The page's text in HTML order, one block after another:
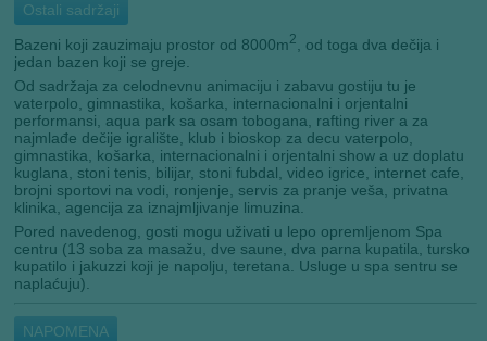
Ostali sadržaji
Bazeni koji zauzimaju prostor od 8000m2
, od toga dva dečija i
jedan bazen koji se greje.
Od sadržaja za celodnevnu animaciju i zabavu gostiju tu je
vaterpolo, gimnastika, košarka, internacionalni i orjentalni
performansi, aqua park sa osam tobogana, rafting river a za
najmlađe dečije igralište, klub i bioskop za decu vaterpolo,
gimnastika, košarka, internacionalni i orjentalni show a uz doplatu
kuglana, stoni tenis, bilijar, stoni fubdal, video igrice, internet cafe,
brojni sportovi na vodi, ronjenje, servis za pranje veša, privatna
klinika, agencija za iznajmljivanje limuzina.
Pored navedenog, gosti mogu uživati u lepo opremljenom Spa
centru (13 soba za masažu, dve saune, dva parna kupatila, tursko
kupatilo i jakuzzi koji je napolju, teretana. Usluge u spa sentru se
naplaćuju).
NAPOMENA